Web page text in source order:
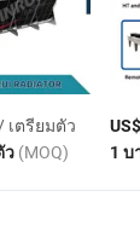
เตรียมตัว
ว (MOQ) 1 บ